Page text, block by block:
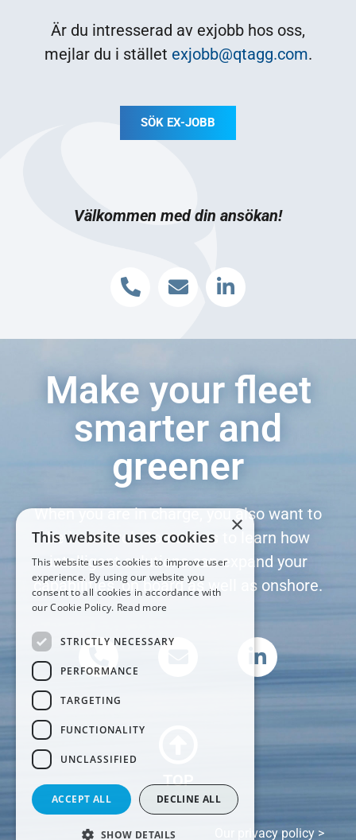
Är du intresserad av exjobb hos oss,
mejlar du i stället exjobb@qtagg.com.
SÖK EX-JOBB
Välkommen med din ansökan!
Make your fleet
smarter and
greener
When you are in charge, you also want to
be in control. Contact us to learn how
intelligent solutions can expand your
capabilities, on board as well as onshore.
TOP
Our privacy policy >
×
This website uses cookies
This website uses cookies to improve user
experience. By using our website you
consent to all cookies in accordance with
our Cookie Policy. Read more
STRICTLY NECESSARY
PERFORMANCE
TARGETING
FUNCTIONALITY
UNCLASSIFIED
ACCEPT ALL DECLINE ALL
SHOW DETAILS